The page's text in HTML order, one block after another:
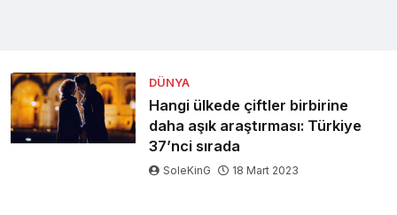
DÜNYA
Hangi ülkede çiftler birbirine
daha aşık araştırması: Türkiye
37’nci sırada
SoleKinG 18 Mart 2023